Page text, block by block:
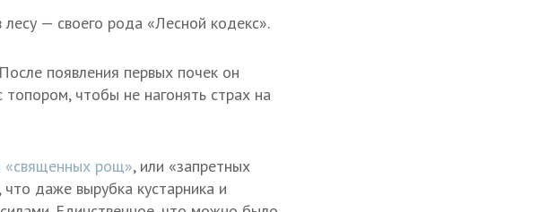
— своего рода «Лесной кодекс».
появления первых почек он
чтобы не нагонять страх на
«священных рощ», или «запретных
даже вырубка кустарника и